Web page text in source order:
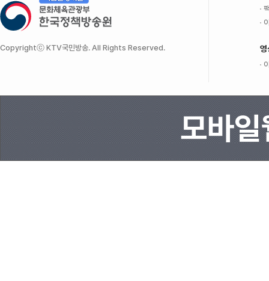
Copyrightⓒ KTV국민방송. All Rights Reserved. 영
모바